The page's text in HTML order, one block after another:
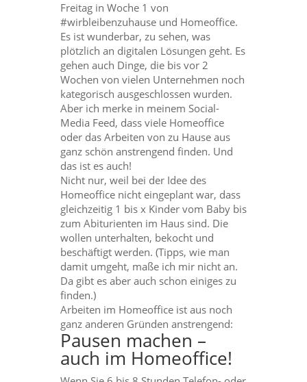
Freitag in Woche 1 von
#wirbleibenzuhause und Homeoffice.
Es ist wunderbar, zu sehen, was
plötzlich an digitalen Lösungen geht. Es
gehen auch Dinge, die bis vor 2
Wochen von vielen Unternehmen noch
kategorisch ausgeschlossen wurden.
Aber ich merke in meinem Social-
Media Feed, dass viele Homeoffice
oder das Arbeiten von zu Hause aus
ganz schön anstrengend finden. Und
das ist es auch!
Nicht nur, weil bei der Idee des
Homeoffice nicht eingeplant war, dass
gleichzeitig 1 bis x Kinder vom Baby bis
zum Abiturienten im Haus sind. Die
wollen unterhalten, bekocht und
beschäftigt werden. (Tipps, wie man
damit umgeht, maße ich mir nicht an.
Da gibt es aber auch schon einiges zu
finden.)
Arbeiten im Homeoffice ist aus noch
ganz anderen Gründen anstrengend:
Pausen machen –
auch im Homeoffice!